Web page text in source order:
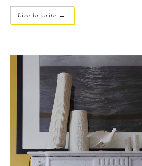
Lire la suite →